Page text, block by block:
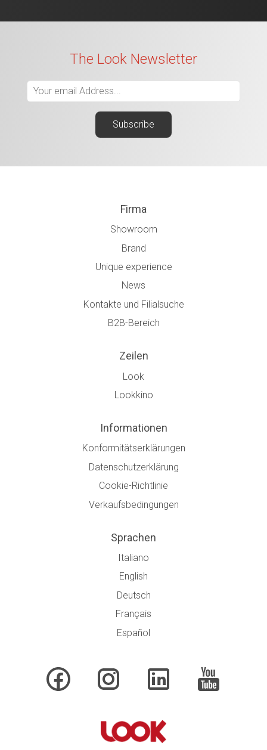
The Look Newsletter
Firma
Showroom
Brand
Unique experience
News
Kontakte und Filialsuche
B2B-Bereich
Zeilen
Look
Lookkino
Informationen
Konformitätserklärungen
Datenschutzerklärung
Cookie-Richtlinie
Verkaufsbedingungen
Sprachen
Italiano
English
Deutsch
Français
Español